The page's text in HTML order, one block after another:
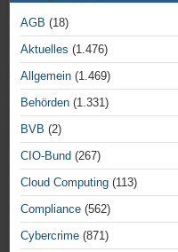
AGB (18)
Aktuelles (1.476)
Allgemein (1.469)
Behörden (1.331)
BVB (2)
CIO-Bund (267)
Cloud Computing (113)
Compliance (562)
Cybercrime (871)